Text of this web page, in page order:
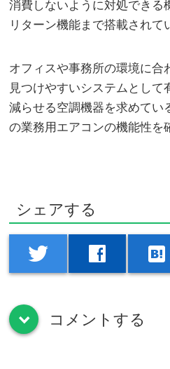
消費しないように対処できる
リターン機能まで搭載されて
オフィスや事務所の環境に合
見つけやすいシステムとして
減らせる空調機器を求めてい
の業務用エアコンの機能性を
シェアする
twitter facebook hatenabookmark
down コメントする